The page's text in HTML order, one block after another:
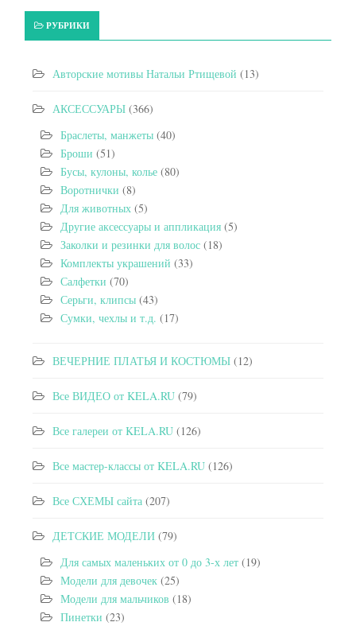
РУБРИКИ
Авторские мотивы Натальи Ртищевой (13)
АКСЕССУАРЫ (366)
Браслеты, манжеты (40)
Броши (51)
Бусы, кулоны, колье (80)
Воротнички (8)
Для животных (5)
Другие аксессуары и аппликация (5)
Заколки и резинки для волос (18)
Комплекты украшений (33)
Салфетки (70)
Серьги, клипсы (43)
Сумки, чехлы и т.д. (17)
ВЕЧЕРНИЕ ПЛАТЬЯ И КОСТЮМЫ (12)
Все ВИДЕО от KELA.RU (79)
Все галереи от KELA.RU (126)
Все мастер-классы от KELA.RU (126)
Все СХЕМЫ сайта (207)
ДЕТСКИЕ МОДЕЛИ (79)
Для самых маленьких от 0 до 3-х лет (19)
Модели для девочек (25)
Модели для мальчиков (18)
Пинетки (23)